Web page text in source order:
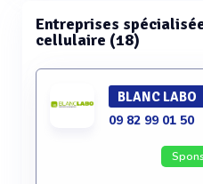
Entreprises
cellulaire (18)
BLANC LABO
09 82 99 01 50